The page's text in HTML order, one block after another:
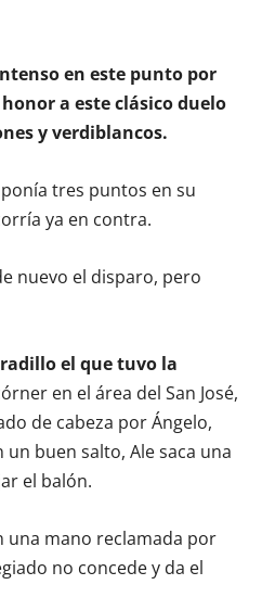
en este punto por
a este clásico duelo
y verdiblancos.
tres puntos en su
ya en contra.
nuevo el disparo, pero
el que tuvo la
en el área del San José,
de cabeza por Ángelo,
buen salto, Ale saca una
el balón.
una mano reclamada por
no concede y da el